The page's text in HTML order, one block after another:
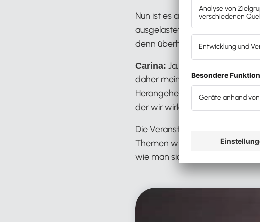
Nun ist es aber auch so, dass
ausgelastet scheinen und
denn überhaupt eine
Carina: Ja, auf jeden Fall –
daher meinen Vortrag nutzen,
Herangehensweise erzählen.
der wir wirklich in den Dialog
Die Veranstaltung steht unter
Themen wie Digitalisierung,
wie man sich als Newcomer gut